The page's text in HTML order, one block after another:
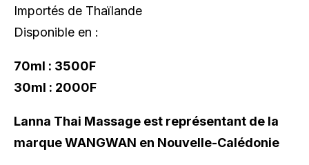
Importés de Thaïlande
Disponible en :
70ml : 3500F
30ml : 2000F
Lanna Thai Massage est représentant de la
marque WANGWAN en Nouvelle-Calédonie